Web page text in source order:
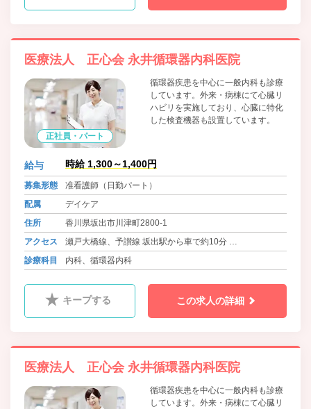
医療法人 正心会 永井循環器内科医院
正社員・パート
循環器疾患を中心に一般内科も診療
しています。外来・病棟にて心臓リ
ハビリを実施しており、心臓に特化
した検査機器も設置しています。
給与 時給 1,300～1,400円
募集形態
准看護師（日勤パート）
配属
デイケア
住所
香川県坂出市川津町2800-1
アクセス
瀬戸大橋線、予讃線 坂出駅から車で約10分
バス 琴参バス 永井整形外科前バス停 徒歩1分
診療科目 内科、循環器内科
キープする この求人の詳細
医療法人 正心会 永井循環器内科医院
循環器疾患を中心に一般内科も診療
しています。外来・病棟にて心臓リ